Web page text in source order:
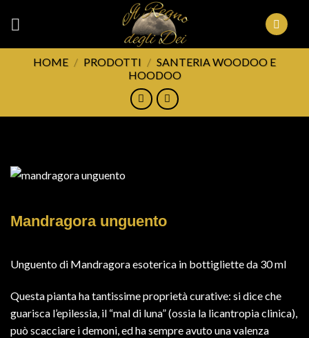
HOME / PRODOTTI / SANTERIA WOODOO E
HOODOO
Mandragora unguento
Unguento di Mandragora esoterica in bottigliette da 30 ml
Questa pianta ha tantissime proprietà curative: si dice che
guarisca l’epilessia, il “mal di luna” (ossia la licantropia clinica),
può scacciare i demoni, ed ha sempre avuto una valenza